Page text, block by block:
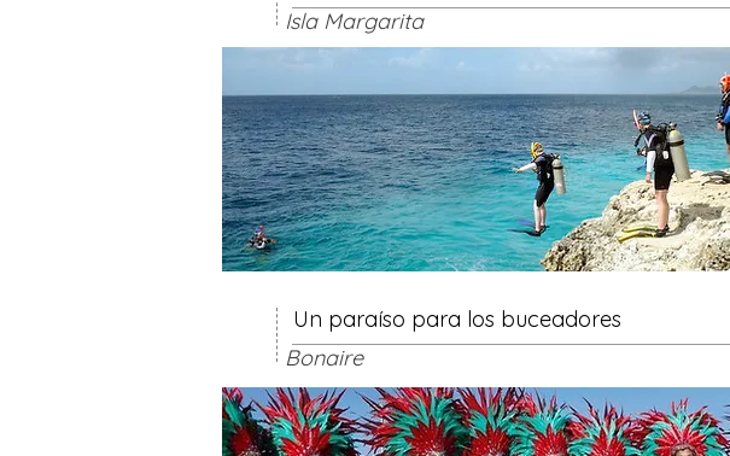
Isla Margarita
Bonaire
Un paraíso para los buceadores